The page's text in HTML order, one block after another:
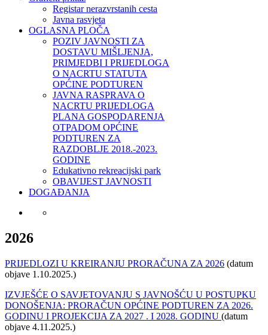
Registar nerazvrstanih cesta
Javna rasvjeta
OGLASNA PLOČA
POZIV JAVNOSTI ZA
DOSTAVU MIŠLJENJA,
PRIMJEDBI I PRIJEDLOGA
O NACRTU STATUTA
OPĆINE PODTUREN
JAVNA RASPRAVA O
NACRTU PRIJEDLOGA
PLANA GOSPODARENJA
OTPADOM OPĆINE
PODTUREN ZA
RAZDOBLJE 2018.-2023.
GODINE
Edukativno rekreacijski park
OBAVIJEST JAVNOSTI
DOGAĐANJA
2026
PRIJEDLOZI U KREIRANJU PRORAČUNA ZA 2026 (datum
objave 1.10.2025.)
IZVJEŠĆE O SAVJETOVANJU S JAVNOŠĆU U POSTUPKU
DONOŠENJA: PRORAČUN OPĆINE PODTUREN ZA 2026.
GODINU I PROJEKCIJA ZA 2027 . I 2028. GODINU (datum
objave 4.11.2025.)